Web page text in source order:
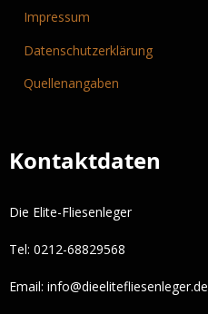
Impressum
Datenschutzerklärung
Quellenangaben
Kontaktdaten
Die Elite-Fliesenleger
Tel: 0212-68829568
Email: info@dieelitefliesenleger.de